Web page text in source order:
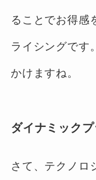
ることでお得感
ライシングです
かけますね。
ダイナミック
さて、テクノロ